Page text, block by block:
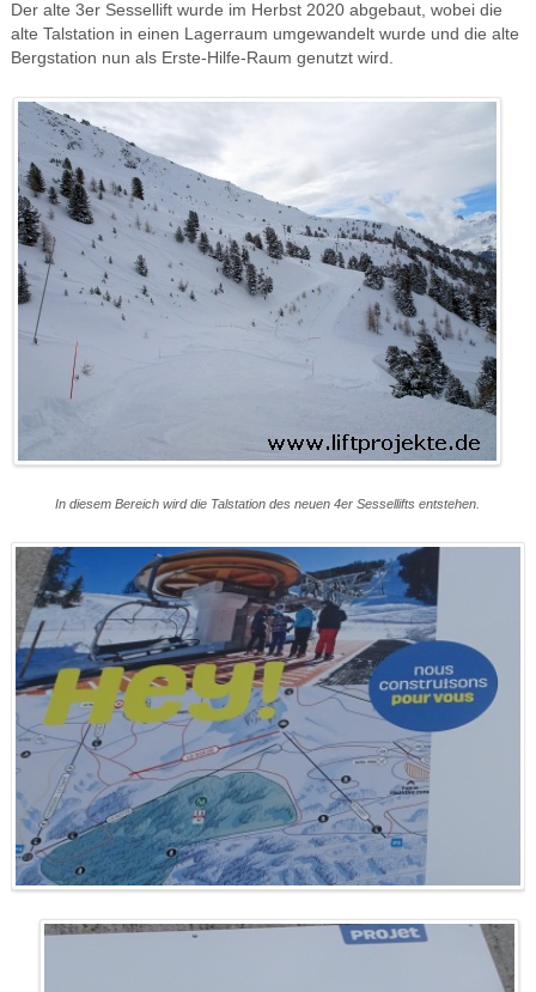
Der alte 3er Sessellift wurde im Herbst 2020 abgebaut, wobei die
alte Talstation in einen Lagerraum umgewandelt wurde und die alte
Bergstation nun als Erste-Hilfe-Raum genutzt wird.
In diesem Bereich wird die Talstation des neuen 4er Sessellifts entstehen.